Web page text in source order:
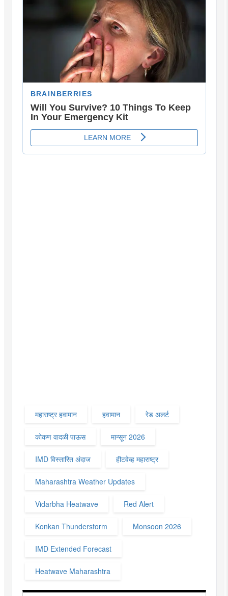
महाराष्ट्र हवामान हवामान रेड अलर्ट
कोकण वादळी पाऊस मान्सून 2026
IMD विस्तारित अंदाज हीटवेव्ह महाराष्ट्र
Maharashtra Weather Updates
Vidarbha Heatwave Red Alert
Konkan Thunderstorm Monsoon 2026
IMD Extended Forecast
Heatwave Maharashtra